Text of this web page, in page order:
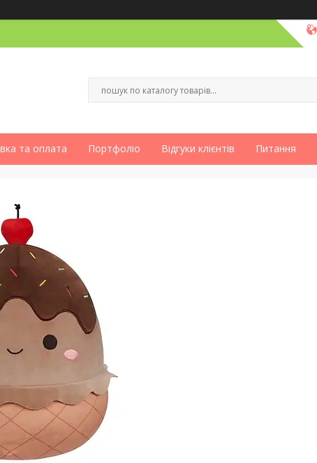
та оплата Портфоліо Відгуки клієнтів Питання